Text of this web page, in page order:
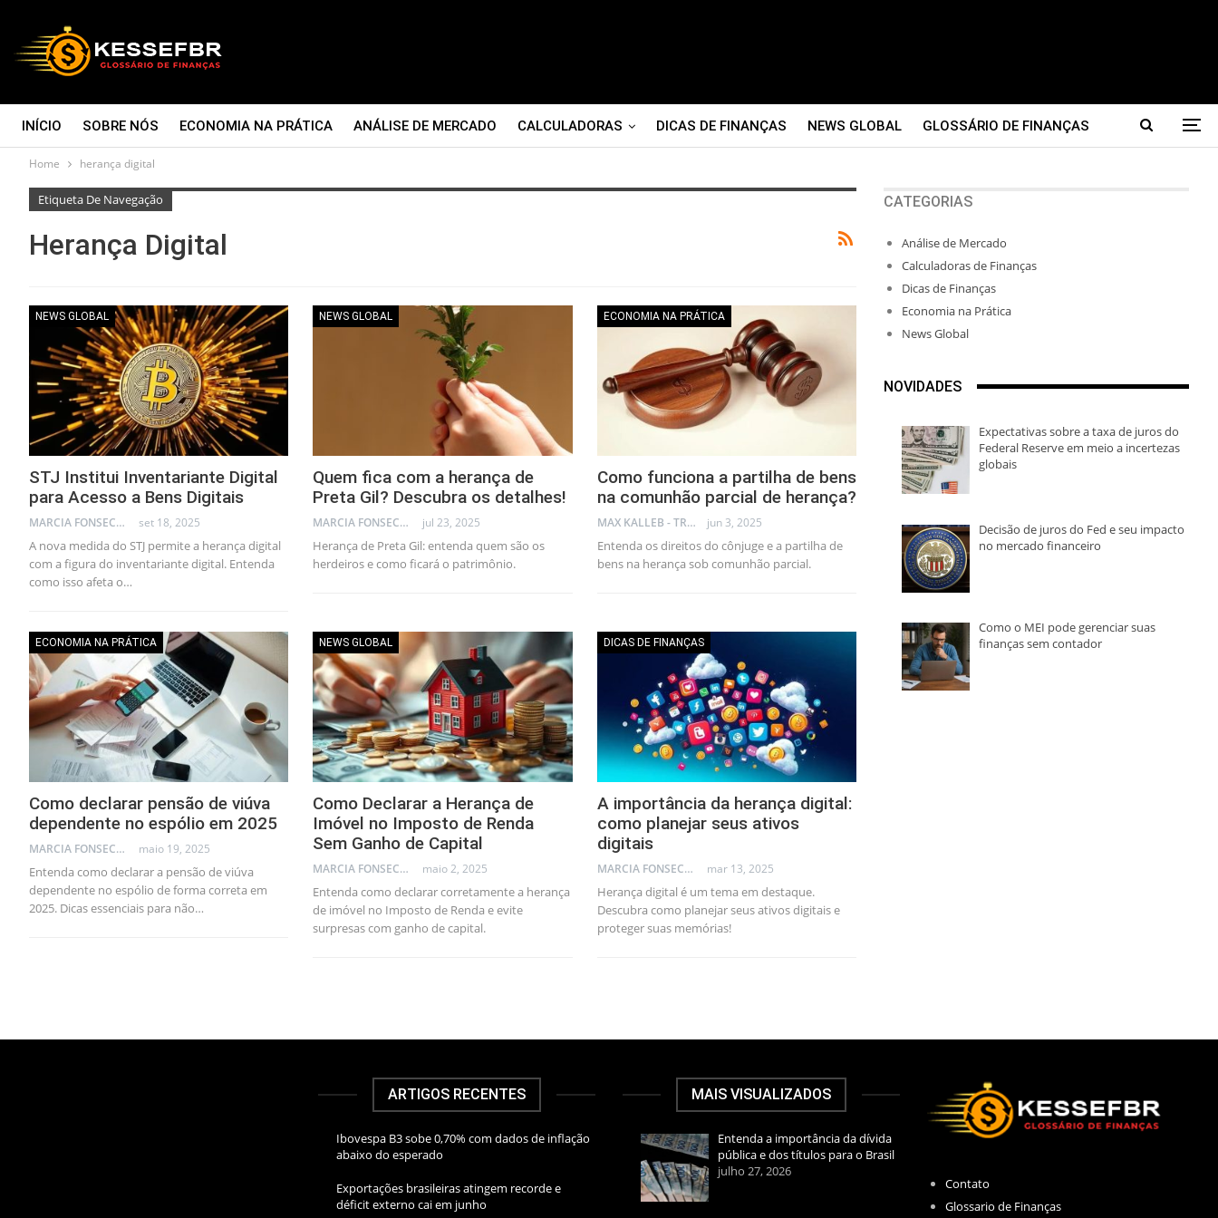
INÍCIO SOBRE NÓS ECONOMIA NA PRÁTICA ANÁLISE DE MERCADO CALCULADORAS DICAS DE FINANÇAS NEWS GLOBAL GLOSSÁRIO DE FINANÇAS
CONTATO
Home herança digital
Etiqueta De Navegação
Herança Digital
NEWS GLOBAL
STJ Institui Inventariante Digital
para Acesso a Bens Digitais
MARCIA FONSECA - FINANCIAL CONSULTANT set 18, 2025
A nova medida do STJ permite a herança digital
com a figura do inventariante digital. Entenda
como isso afeta o…
NEWS GLOBAL
Quem fica com a herança de
Preta Gil? Descubra os detalhes!
MARCIA FONSECA - FINANCIAL CONSULTANT jul 23, 2025
Herança de Preta Gil: entenda quem são os
herdeiros e como ficará o patrimônio.
ECONOMIA NA PRÁTICA
Como funciona a partilha de bens
na comunhão parcial de herança?
MAX KALLEB - TRADER jun 3, 2025
Entenda os direitos do cônjuge e a partilha de
bens na herança sob comunhão parcial.
ECONOMIA NA PRÁTICA
Como declarar pensão de viúva
dependente no espólio em 2025
MARCIA FONSECA - FINANCIAL CONSULTANT maio 19, 2025
Entenda como declarar a pensão de viúva
dependente no espólio de forma correta em
2025. Dicas essenciais para não…
NEWS GLOBAL
Como Declarar a Herança de
Imóvel no Imposto de Renda
Sem Ganho de Capital
MARCIA FONSECA - FINANCIAL CONSULTANT maio 2, 2025
Entenda como declarar corretamente a herança
de imóvel no Imposto de Renda e evite
surpresas com ganho de capital.
DICAS DE FINANÇAS
A importância da herança digital:
como planejar seus ativos
digitais
MARCIA FONSECA - FINANCIAL CONSULTANT mar 13, 2025
Herança digital é um tema em destaque.
Descubra como planejar seus ativos digitais e
proteger suas memórias!
CATEGORIAS
Análise de Mercado
Calculadoras de Finanças
Dicas de Finanças
Economia na Prática
News Global
NOVIDADES
Expectativas sobre a taxa de juros do
Federal Reserve em meio a incertezas
globais
Decisão de juros do Fed e seu impacto
no mercado financeiro
Como o MEI pode gerenciar suas
finanças sem contador
ARTIGOS RECENTES
Ibovespa B3 sobe 0,70% com dados de inflação
abaixo do esperado
Exportações brasileiras atingem recorde e
déficit externo cai em junho
MAIS VISUALIZADOS
Entenda a importância da dívida
pública e dos títulos para o Brasil
julho 27, 2026
Contato
Glossario de Finanças